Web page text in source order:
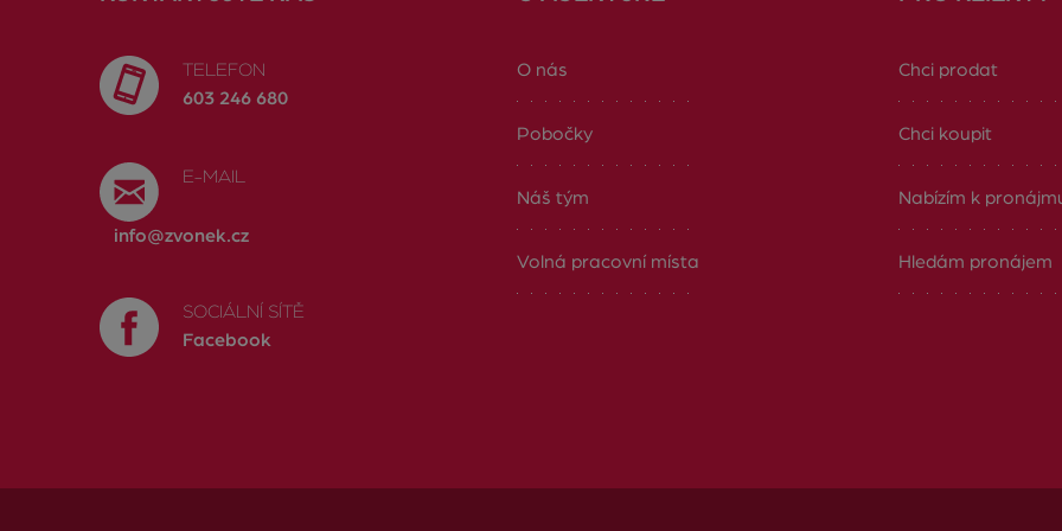
TELEFON
603 246 680
E-MAIL
info@zvonek.cz
SOCIÁLNÍ SÍTĚ
Facebook
O nás
Pobočky
Náš tým
Volná pracovní místa
Chci prodat
Chci koupit
Nabízím k
Hledám pronájem